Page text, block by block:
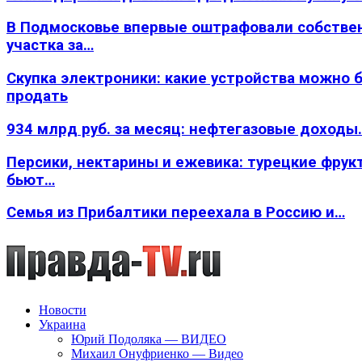
В Подмосковье впервые оштрафовали
участка за…
Скупка электроники: какие устройства можно
продать
934 млрд руб. за месяц: нефтегазовые
Персики, нектарины и ежевика: турецкие
бьют…
Семья из Прибалтики переехала в Россию и…
Новости
Украина
Юрий Подоляка — ВИДЕО
Михаил Онуфриенко — Видео